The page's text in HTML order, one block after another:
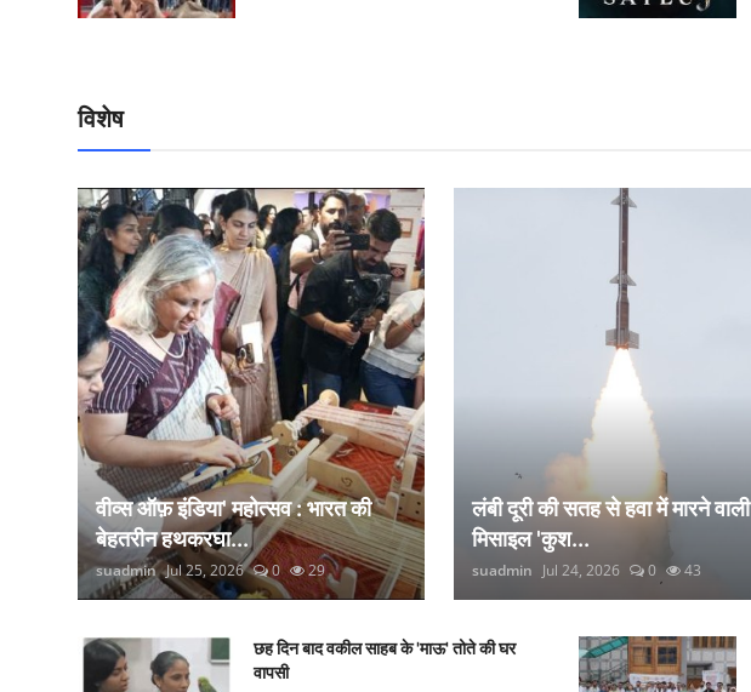
विशेष
वीव्स ऑफ़ इंडिया' महोत्सव : भारत की
बेहतरीन हथकरघा...
suadmin Jul 25, 2026 0 29
लंबी दूरी की सतह से हवा में मारने वाली
मिसाइल 'कुश...
suadmin Jul 24, 2026 0 43
छह दिन बाद वकील साहब के 'माऊ' तोते की घर
वापसी